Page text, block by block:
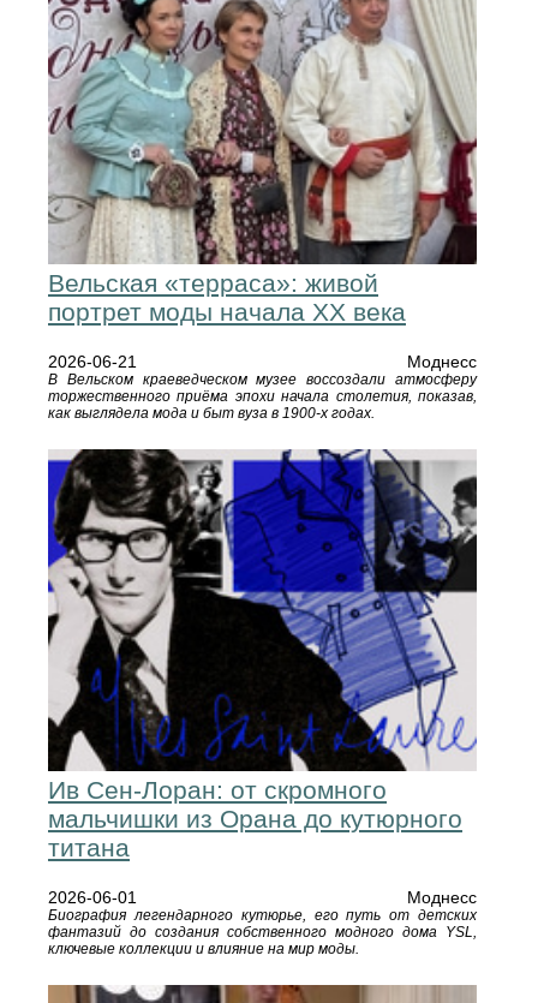
Вельская «терраса»: живой
портрет моды начала XX века
2026-06-21 Моднесс
В Вельском краеведческом музее воссоздали атмосферу
торжественного приёма эпохи начала столетия, показав,
как выглядела мода и быт вуза в 1900‑х годах.
Ив Сен-Лоран: от скромного
мальчишки из Орана до кутюрного
титана
2026-06-01 Моднесс
Биография легендарного кутюрье, его путь от детских
фантазий до создания собственного модного дома YSL,
ключевые коллекции и влияние на мир моды.